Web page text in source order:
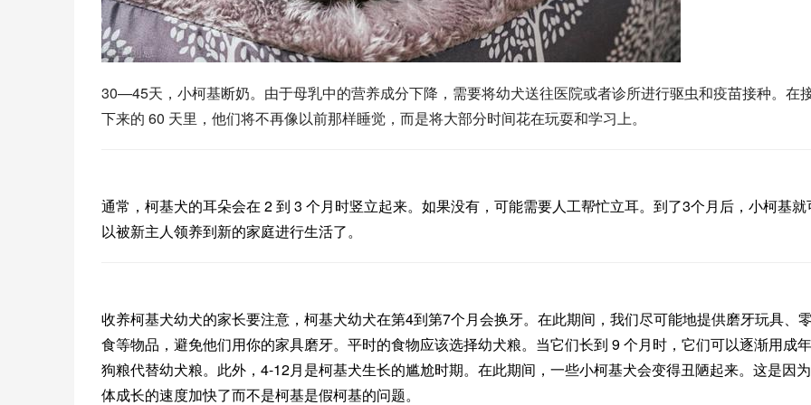
30—45天，小柯基断奶。由于母乳中的营养成分下降，需要将幼犬送往医院或者诊所进行驱虫和疫苗接种。在
下来的 60 天里，他们将不再像以前那样睡觉，而是将大部分时间花在玩耍和学习上。
通常，柯基犬的耳朵会在 2 到 3 个月时竖立起来。如果没有，可能需要人工帮忙立耳。到了3个月后，小柯基就
以被新主人领养到新的家庭进行生活了。
收养柯基犬幼犬的家长要注意，柯基犬幼犬在第4到第7个月会换牙。在此期间，我们尽可能地提供磨牙玩具、零
食等物品，避免他们用你的家具磨牙。平时的食物应该选择幼犬粮。当它们长到 9 个月时，它们可以逐渐用成年
狗粮代替幼犬粮。此外，4-12月是柯基犬生长的尴尬时期。在此期间，一些小柯基犬会变得丑陋起来。这是因
体成长的速度加快了而不是柯基是假柯基的问题。